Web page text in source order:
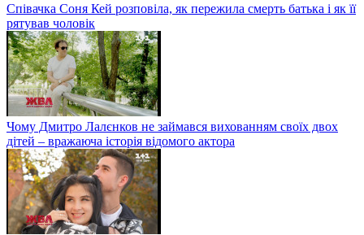
Співачка Соня Кей розповіла, як пережила смерть батька і як її
рятував чоловік
Чому Дмитро Лалєнков не займався вихованням своїх двох
дітей – вражаюча історія відомого актора